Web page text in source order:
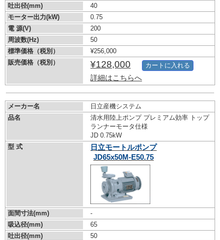
吐出径(mm)
40
モーター出力(kW)
0.75
電 源(V)
200
周波数(Hz)
50
標準価格（税別）
¥256,000
販売価格（税別）
¥128,000
詳細はこちらへ
カートに入れる
メーカー名
日立産機システム
品名
清水用陸上ポンプ プレミアム効率 トップ
ランナーモータ仕様
JD 0.75kW
型 式
日立モートルポンプ
JD65x50M-E50.75
面間寸法(mm)
-
吸込径(mm)
65
吐出径(mm)
50